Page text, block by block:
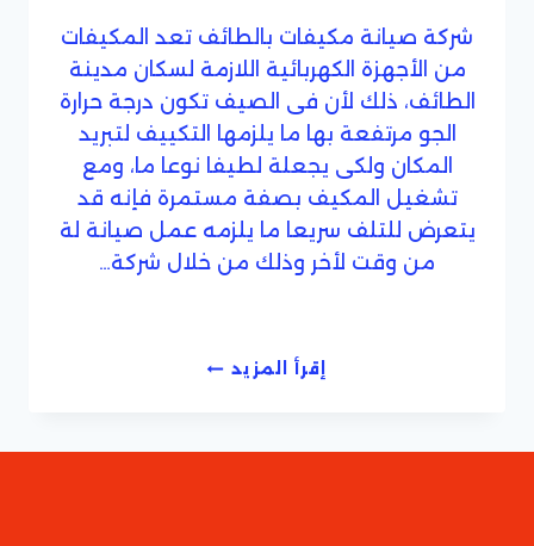
شركة صيانة مكيفات بالطائف تعد المكيفات
من الأجهزة الكهربائية اللازمة لسكان مدينة
الطائف، ذلك لأن فى الصيف تكون درجة حرارة
الجو مرتفعة بها ما يلزمها التكييف لتبريد
المكان ولكى يجعلة لطيفا نوعا ما، ومع
تشغيل المكيف بصفة مستمرة فإنه قد
يتعرض للتلف سريعا ما يلزمه عمل صيانة لة
من وقت لأخر وذلك من خلال شركة…
إقرأ المزيدشركة